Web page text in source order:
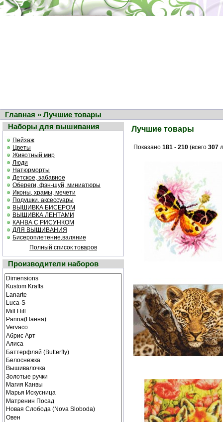
Главная » Лучшие товары
Наборы для вышивания
Пейзаж
Цветы
Животный мир
Люди
Натюрморты
Детское, забавное
Обереги, фэн-шуй, миниатюры
Иконы, храмы, мечети
Подушки, аксессуары
ВЫШИВКА БИСЕРОМ
ВЫШИВКА ЛЕНТАМИ
КАНВА С РИСУНКОМ
ДЛЯ ВЫШИВАНИЯ
Бисероплетение,валяние
Полный список товаров
Производители наборов
Лучшие товары
Показано 181 - 210 (всего 307